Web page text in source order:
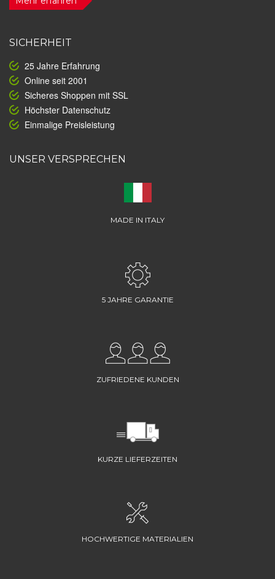
SICHERHEIT
25 Jahre Erfahrung
Online seit 2001
Sicheres Shoppen mit SSL
Höchster Datenschutz
Einmalige Preisleistung
UNSER VERSPRECHEN
MADE IN ITALY
5 JAHRE GARANTIE
ZUFRIEDENE KUNDEN
KURZE LIEFERZEITEN
HOCHWERTIGE MATERIALIEN